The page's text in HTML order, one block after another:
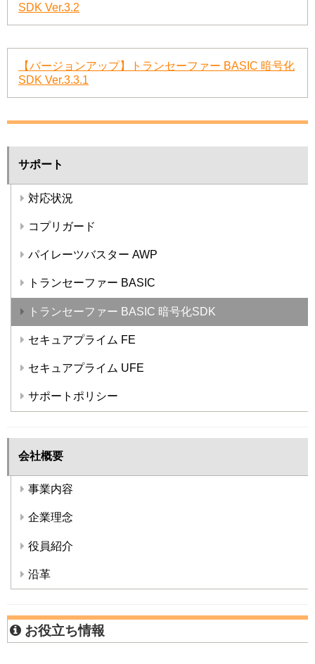
SDK Ver.3.2
【バージョンアップ】トランセーファー BASIC 暗号化
SDK Ver.3.3.1
サポート
対応状況
コプリガード
パイレーツバスター AWP
トランセーファー BASIC
トランセーファー BASIC 暗号化SDK
セキュアプライム FE
セキュアプライム UFE
サポートポリシー
会社概要
事業内容
企業理念
役員紹介
沿革
お役立ち情報